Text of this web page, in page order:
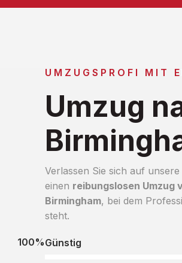
UMZUGSPROFI MIT
Umzug
Verlassen Sie sich auf
einen reibungslosen Umzug
Birmingham, bei dem
steht.
Günstig
100%